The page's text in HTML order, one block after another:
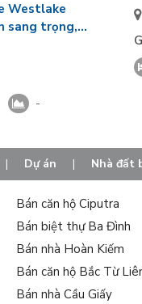
Westlake
sang trọng,
-
| Dự án | Nhà đất
Bán căn hộ Ciputra
Bán biệt thự Ba Đình
Bán nhà Hoàn Kiếm
Bán căn hộ Bắc Từ
Bán nhà Cầu Giấy